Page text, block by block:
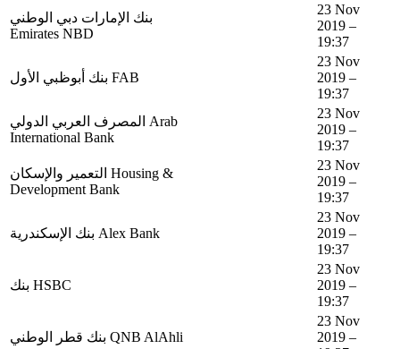
بنك الإمارات دبي الوطني
Emirates NBD
23 Nov
2019 –
19:37
بنك أبوظبي اﻷول FAB
23 Nov
2019 –
19:37
المصرف العربي الدولي Arab
International Bank
23 Nov
2019 –
19:37
التعمير والإسكان Housing &
Development Bank
23 Nov
2019 –
19:37
بنك الإسكندرية Alex Bank
23 Nov
2019 –
19:37
بنك HSBC
23 Nov
2019 –
19:37
بنك قطر الوطني QNB AlAhli
23 Nov
2019 –